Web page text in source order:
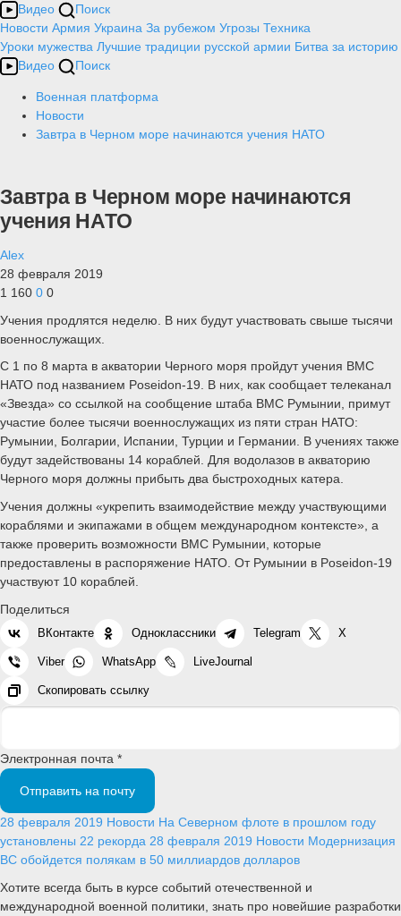
Видео
Поиск
Новости Армия Украина За рубежом Угрозы Техника
Уроки мужества Лучшие традиции русской армии Битва за историю
Видео
Поиск
Военная платформа
Новости
Завтра в Черном море начинаются учения НАТО
Завтра в Черном море начинаются
учения НАТО
Alex
28 февраля 2019
1 160 0 0
Учения продлятся неделю. В них будут участвовать свыше тысячи
военнослужащих.
С 1 по 8 марта в акватории Черного моря пройдут учения ВМС
НАТО под названием Poseidon-19. В них, как сообщает телеканал
«Звезда» со ссылкой на сообщение штаба ВМС Румынии, примут
участие более тысячи военнослужащих из пяти стран НАТО:
Румынии, Болгарии, Испании, Турции и Германии. В учениях также
будут задействованы 14 кораблей. Для водолазов в акваторию
Черного моря должны прибыть два быстроходных катера.
Учения должны «укрепить взаимодействие между участвующими
кораблями и экипажами в общем международном контексте», а
также проверить возможности ВМС Румынии, которые
предоставлены в распоряжение НАТО. От Румынии в Poseidon-19
участвуют 10 кораблей.
Поделиться
ВКонтакте Одноклассники Telegram X
Viber WhatsApp LiveJournal
Скопировать ссылку
Электронная почта *
Отправить на почту
28 февраля 2019 Новости На Северном флоте в прошлом году
установлены 22 рекорда 28 февраля 2019 Новости Модернизация
ВС обойдется полякам в 50 миллиардов долларов
Хотите всегда быть в курсе событий отечественной и
международной военной политики, знать про новейшие разработки